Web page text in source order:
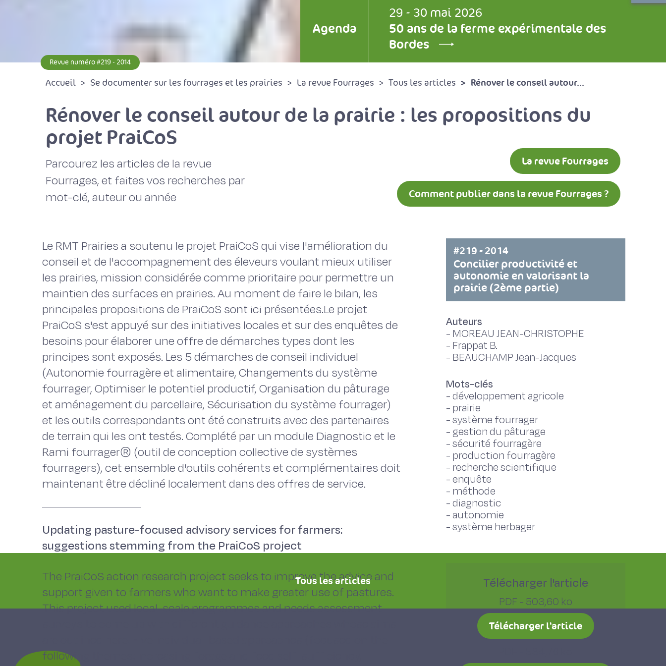
Agenda
29 - 30 mai 2026
50 ans de la ferme expérimentale des
Bordes
Revue numéro #219 - 2014
Accueil Se documenter sur les fourrages et les prairies La revue Fourrages Tous les articles Rénover le conseil autour...
Rénover le conseil autour de la prairie : les propositions du
projet PraiCoS
Parcourez les articles de la revue
Fourrages, et faites vos recherches par
mot-clé, auteur ou année
La revue Fourrages
Comment publier dans la revue Fourrages ?
Le RMT Prairies a soutenu le projet PraiCoS qui vise l'amélioration du
conseil et de l'accompagnement des éleveurs voulant mieux utiliser
les prairies, mission considérée comme prioritaire pour permettre un
maintien des surfaces en prairies. Au moment de faire le bilan, les
principales propositions de PraiCoS sont ici présentées.Le projet
PraiCoS s'est appuyé sur des initiatives locales et sur des enquêtes de
besoins pour élaborer une offre de démarches types dont les
principes sont exposés. Les 5 démarches de conseil individuel
(Autonomie fourragère et alimentaire, Changements du système
fourrager, Optimiser le potentiel productif, Organisation du pâturage
et aménagement du parcellaire, Sécurisation du système fourrager)
et les outils correspondants ont été construits avec des partenaires
de terrain qui les ont testés. Complété par un module Diagnostic et le
Rami fourrager® (outil de conception collective de systèmes
fourragers), cet ensemble d'outils cohérents et complémentaires doit
maintenant être décliné localement dans des offres de service.
Updating pasture-focused advisory services for farmers:
suggestions stemming from the PraiCoS project
The PraiCoS action research project seeks to improve the advice and
support given to farmers who want to make greater use of pastures.
This project used local-scale programmes and needs assessment
following themes: Increasing forage and feed self-sufficiency,
#219 - 2014
Concilier productivité et
autonomie en valorisant la
prairie (2ème partie)
Auteurs
- MOREAU JEAN-CHRISTOPHE
- Frappat B.
- BEAUCHAMP Jean-Jacques
Mots-clés
-développement agricole
- prairie
-système fourrager
- gestion du pâturage
-sécurité fourragère
- production fourragère
- recherche scientifique
-enquête
- méthode
-diagnostic
- autonomie
-système herbager
Télécharger l'article
PDF - 503,60 ko
Télécharger l'article
Tous les articles